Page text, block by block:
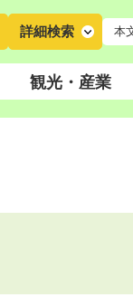
詳細検索 本
観光・産業